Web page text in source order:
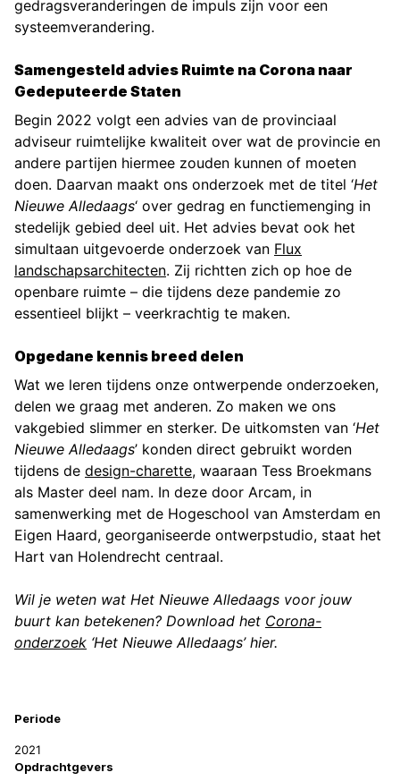
gedragsveranderingen de impuls zijn voor een
systeemverandering.
Samengesteld advies Ruimte na Corona naar
Gedeputeerde Staten
Begin 2022 volgt een advies van de provinciaal
adviseur ruimtelijke kwaliteit over wat de provincie en
andere partijen hiermee zouden kunnen of moeten
doen. Daarvan maakt ons onderzoek met de titel ‘Het
Nieuwe Alledaags‘ over gedrag en functiemenging in
stedelijk gebied deel uit. Het advies bevat ook het
simultaan uitgevoerde onderzoek van Flux
landschapsarchitecten. Zij richtten zich op hoe de
openbare ruimte – die tijdens deze pandemie zo
essentieel blijkt – veerkrachtig te maken.
Opgedane kennis breed delen
Wat we leren tijdens onze ontwerpende onderzoeken,
delen we graag met anderen. Zo maken we ons
vakgebied slimmer en sterker. De uitkomsten van ‘Het
Nieuwe Alledaags’ konden direct gebruikt worden
tijdens de design-charette, waaraan Tess Broekmans
als Master deel nam. In deze door Arcam, in
samenwerking met de Hogeschool van Amsterdam en
Eigen Haard, georganiseerde ontwerpstudio, staat het
Hart van Holendrecht centraal.
Wil je weten wat Het Nieuwe Alledaags voor jouw
buurt kan betekenen? Download het Corona-
onderzoek ‘Het Nieuwe Alledaags’ hier.
Periode
2021
Opdrachtgevers